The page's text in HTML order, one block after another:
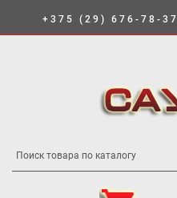
+375 (29) 676-78-37